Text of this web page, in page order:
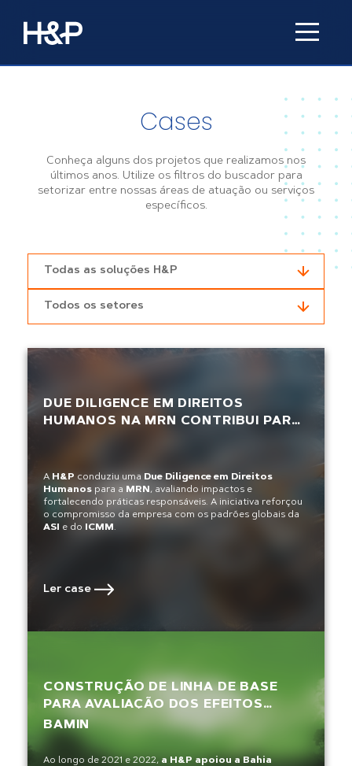
Cases
Conheça alguns dos projetos que realizamos nos
últimos anos. Utilize os filtros do buscador para
setorizar entre nossas áreas de atuação ou serviços
específicos.
DUE DILIGENCE EM DIREITOS
HUMANOS NA MRN CONTRIBUI PARA
A H&P conduziu uma Due Diligence em Direitos
Humanos para a MRN , avaliando impactos e
fortalecendo práticas responsáveis. A iniciativa reforçou
o compromisso da empresa com os padrões globais da
ASI
e do ICMM .
Ler case
CONSTRUÇÃO DE LINHA DE BASE
PARA AVALIAÇÃO DOS EFEITOS
SOCIOECONÔMICOS E FISCAIS DA
ATUAÇÃO DA BAMIN NOS
TERRITÓRIOS DA SUA ÁREA DE
BAMIN
Ao longo de 2021 e 2022, a H&P apoiou a Bahia